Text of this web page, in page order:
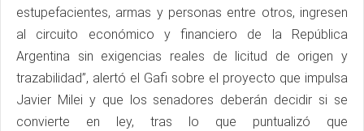
estupefacientes, armas y personas entre otros, ingresen
al circuito económico y financiero de la República
Argentina sin exigencias reales de licitud de origen y
trazabilidad”, alertó el Gafi sobre el proyecto que impulsa
Javier Milei y que los senadores deberán decidir si se
convierte en ley, tras lo que puntualizó que